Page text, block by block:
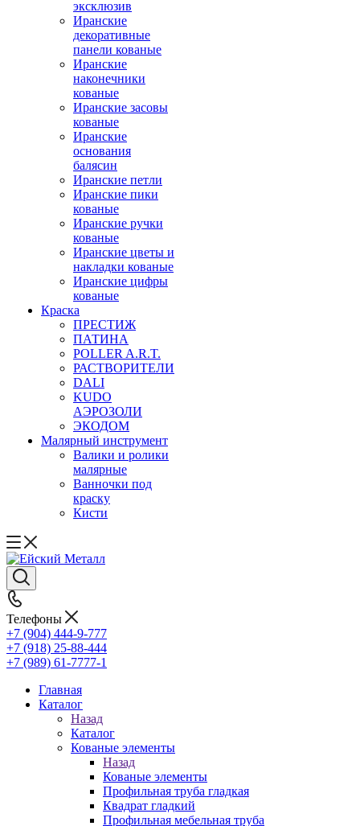
эксклюзив
Иранские
декоративные
панели кованые
Иранские
наконечники
кованые
Иранские засовы
кованые
Иранские
основания
балясин
Иранские петли
Иранские пики
кованые
Иранские ручки
кованые
Иранские цветы и
накладки кованые
Иранские цифры
кованые
Краска
ПРЕСТИЖ
ПАТИНА
POLLER A.R.T.
РАСТВОРИТЕЛИ
DALI
KUDO
АЭРОЗОЛИ
ЭКОДОМ
Малярный инструмент
Валики и ролики
малярные
Ванночки под
краску
Кисти
Телефоны
+7 (904) 444-9-777
+7 (918) 25-88-444
+7 (989) 61-7777-1
Главная
Каталог
Назад
Каталог
Кованые элементы
Назад
Кованые элементы
Профильная труба гладкая
Квадрат гладкий
Профильная мебельная труба